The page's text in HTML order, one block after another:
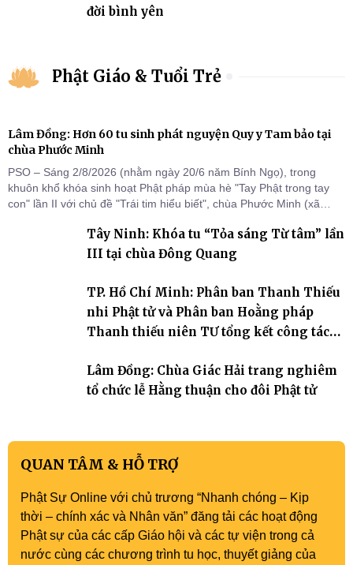
đời bình yên
Phật Giáo & Tuổi Trẻ
Lâm Đồng: Hơn 60 tu sinh phát nguyện Quy y Tam bảo tại
chùa Phước Minh
PSO – Sáng 2/8/2026 (nhằm ngày 20/6 năm Bính Ngọ), trong
khuôn khổ khóa sinh hoạt Phật pháp mùa hè "Tay Phật trong tay
con" lần II với chủ đề "Trái tim hiểu biết", chùa Phước Minh (xã
cho hơn 60 tu sinh.Tây Ninh: Khóa tu “Tỏa sáng Từ tâm” lần
III tại chùa Đông Quang
TP. Hồ Chí Minh: Phân ban Thanh Thiếu
nhi Phật tử và Phân ban Hoằng pháp
Thanh thiếu niên TƯ tổng kết công tác
Lâm Đồng: Chùa Giác Hải trang nghiêm
tổ chức lễ Hằng thuận cho đôi Phật tử
QUAN TÂM & HỖ TRỢ
Phật Sự Online với chủ trương “Nhanh chóng – Kịp
thời – chính xác và Nhân văn” đăng tải các hoạt động
Phật sự của các cấp Giáo hội và các tự viện trong cả
nước cùng các chương trình tu học, thuyết giảng của